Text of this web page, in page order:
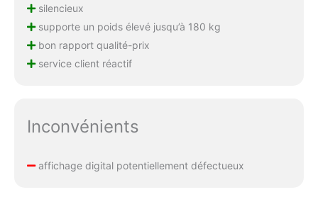
silencieux
supporte un poids élevé jusqu’à 180 kg
bon rapport qualité-prix
service client réactif
Inconvénients
affichage digital potentiellement défectueux